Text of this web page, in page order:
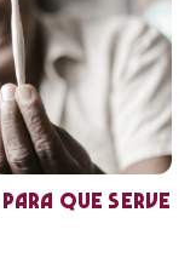
que serve